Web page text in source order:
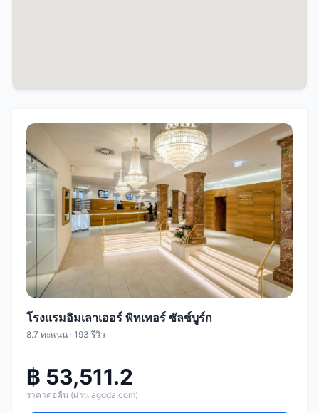
โรงแรมอิมเลาเออร์ พิทเทอร์ ซัลซ์บูร์ก
8.7 คะแนน · 193 รีวิว
฿ 53,511.2
ราคาต่อคืน (ผ่าน agoda.com)